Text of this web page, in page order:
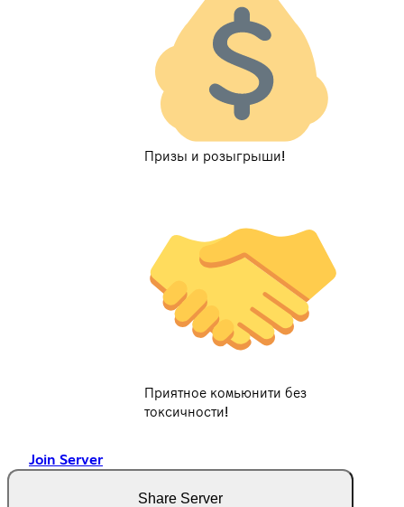
Призы и розыгрыши!
Приятное комьюнити без
токсичности!
Join Server
Share Server